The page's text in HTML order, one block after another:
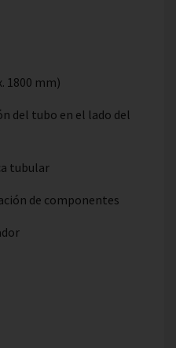
1800 mm)
del tubo en el lado del
tubular
de componentes